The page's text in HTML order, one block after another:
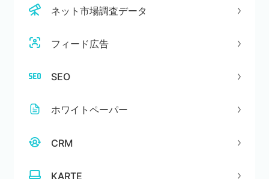
ネット市場調査データ
フィード広告
SEO
ホワイトペーパー
CRM
KARTE